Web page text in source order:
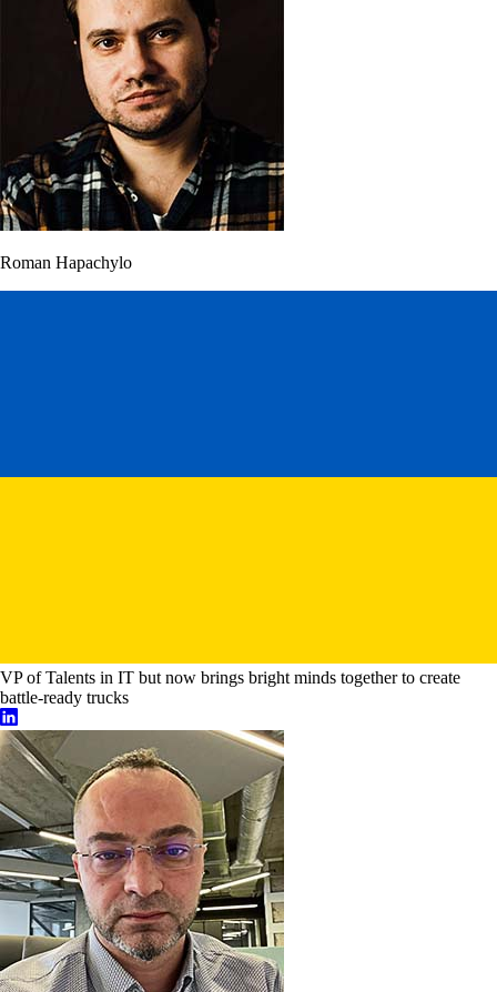
Roman Hapachylo
VP of Talents in IT but now brings bright minds together to create
battle-ready trucks